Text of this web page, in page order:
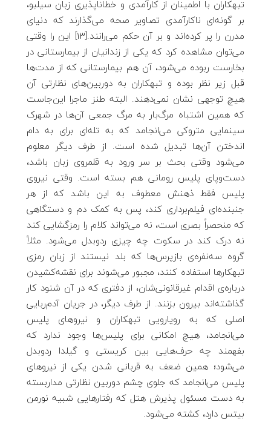
تبهکاران با اطمینان از کارآمدی و خطاناپذیری زبان سیلبو،
بر گونه‌ای ناکارآمدی تصاویر صحه می‌گذارند که دنیای
مدرن را پر کرده‌اند و بر آن حکم می‌رانند.[13] این را وقتی
می‌توان مشاهده کرد که یکی از زندانیان از بیمارستانی در
بخارست ربوده می‌شود، آن‌ هم بیمارستانی که از مدت‌ها
قبل زیر نظر بوده و تبهکاران به دوربین‌های نظارتی آن
هیچ توجهی نشان نمی‌دهند. البته طنز ماجرا این‌جاست
که همین اشتباه مرگ‌بار به مرگ جمعی آن‌ها در شهرک
سینمایی متروکی می‌انجامد که به تله‌ای برای به دام
اندختن آن‌ها تبدیل شده است. از طرف دیگر معلوم
می‌شود وقتی بحث بر سر ورود به قلمروی زبان باشد،
دست‌وپای پلیس رومانی هم بسته است. وقتی نیروی
پلیس فقط ذهنش معطوف به این باشد که از هر
جنبنده‌ای فیلم‌برداری کند، پس به کمک دم و دستگاهی
که منحصراً بصری است، نه می‌تواند کلام را رمزگشایی کند
نه درک کند در سکوت چه چیزی ردوبدل می‌شود. مثلاً
گروه سه‌نفره‌ی‌ بازپرس‌ها که بلد نیستند از زبان رمزی
تبهکارها استفاده کنند، مجبور می‌شوند برای نقشه‌کشیدن
درباره‌ی اقدام غیرقانونی‌شان، از دفتری که در آن شنود کار
گذاشته‌اند بیرون بزنند. از طرف دیگر، در جریان آدم‌ربایی
اصلی که به رویارویی تبهکاران و نیروهای پلیس
می‌انجامد، هیچ امکانی برای پلیس‌ها وجود ندارد که
بفهمند چه حرف‌هایی بین کریستی و گیلدا ردوبدل
می‌شود؛ همین ضعف به قربانی شدن یکی از نیروهای
پلیس می‌انجامد که جلوی چشم دوربین نظارتی مداربسته
به دست مسئول پذیرش هتل که رفتارهایی شبیه نورمن
بیتس دارد، کشته می‌شود.